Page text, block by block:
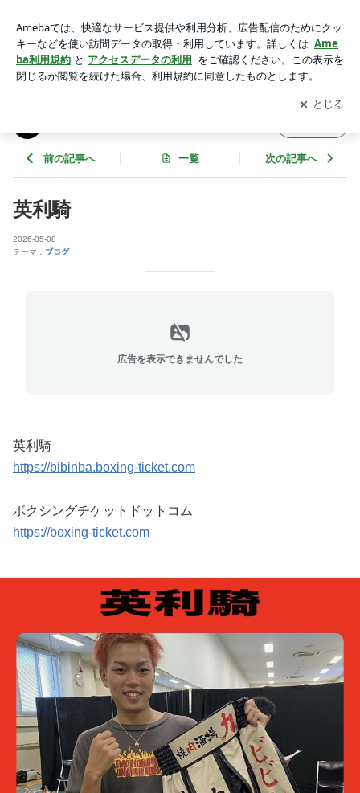
アプリをダウンロードして ブログの更新通知
を受け取りまし
ょう。
開く
前の記事へ 一覧 次の記事へ
英利騎
2026-05-08
テーマ： ブログ
広告を表示できませんでした
英利騎
https://bibinba.boxing-ticket.com
ボクシングチケットドットコム
https://boxing-ticket.com